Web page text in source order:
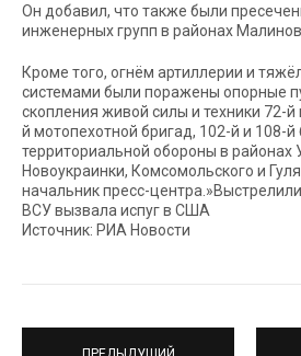
Он добавил, что также были
инженерных групп в районах
Кроме того, огнём артиллерии и
системами были поражены опорные
скопления живой силы и техники 72-
й мотопехотной бригад, 102-й и 108-й
территориальной обороны в районах
Новоукраинки, Комсомольского и
начальник пресс-центра.»Выстрелили
ВСУ вызвала испуг в США
Источник: РИА Новости